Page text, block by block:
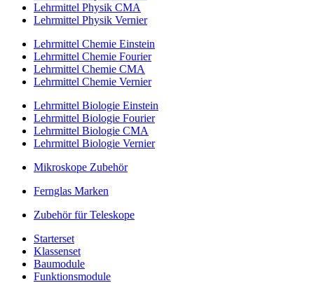
Lehrmittel Physik CMA
Lehrmittel Physik Vernier
Lehrmittel Chemie Einstein
Lehrmittel Chemie Fourier
Lehrmittel Chemie CMA
Lehrmittel Chemie Vernier
Lehrmittel Biologie Einstein
Lehrmittel Biologie Fourier
Lehrmittel Biologie CMA
Lehrmittel Biologie Vernier
Mikroskope Zubehör
Fernglas Marken
Zubehör für Teleskope
Starterset
Klassenset
Baumodule
Funktionsmodule